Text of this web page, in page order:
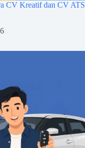
CV Kreatif dan CV ATS